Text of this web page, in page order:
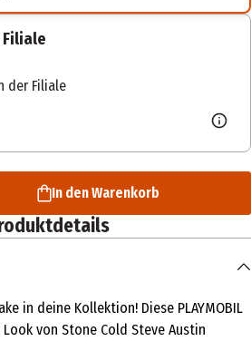
der Filiale
In den Warenkorb
in deine Kollektion! Diese PLAYMOBIL
von Stone Cold Steve Austin